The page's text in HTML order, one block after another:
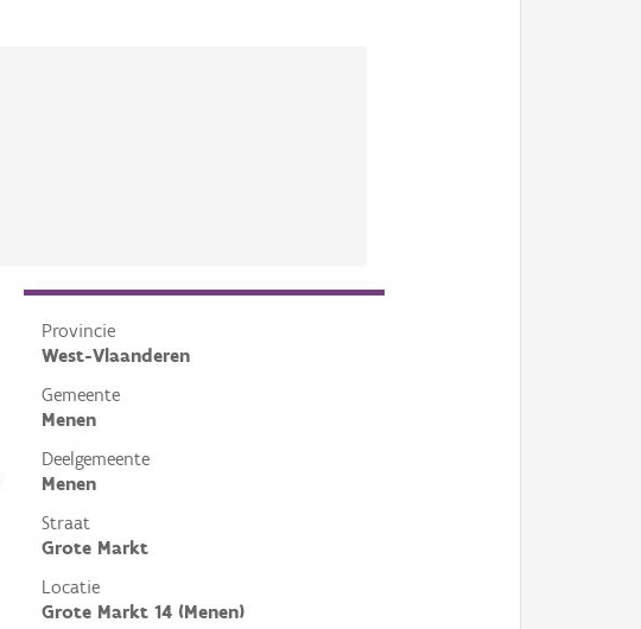
Provincie
West-Vlaanderen
Gemeente
Menen
Deelgemeente
Menen
Straat
Grote Markt
Locatie
Grote Markt 14 (Menen)